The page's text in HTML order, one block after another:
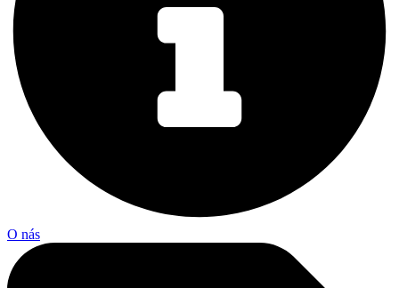
O nás